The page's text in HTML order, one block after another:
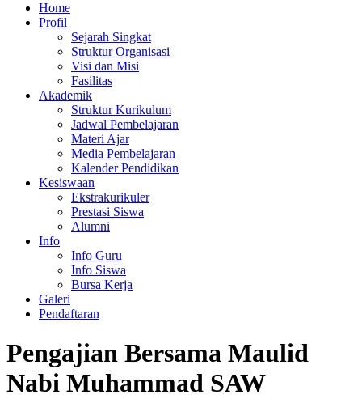
Home
Profil
Sejarah Singkat
Struktur Organisasi
Visi dan Misi
Fasilitas
Akademik
Struktur Kurikulum
Jadwal Pembelajaran
Materi Ajar
Media Pembelajaran
Kalender Pendidikan
Kesiswaan
Ekstrakurikuler
Prestasi Siswa
Alumni
Info
Info Guru
Info Siswa
Bursa Kerja
Galeri
Pendaftaran
Pengajian Bersama Maulid
Nabi Muhammad SAW